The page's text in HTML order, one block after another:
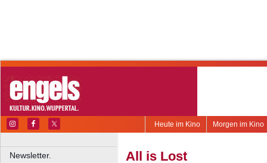
Morgen im Kino
Heute im Kino
Newsletter.
All is Lost